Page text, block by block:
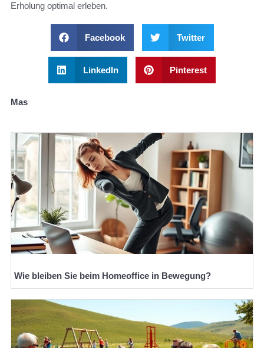
Erholung optimal erleben.
Facebook Twitter
LinkedIn Pinterest
Mas
Wie bleiben Sie beim Homeoffice in Bewegung?